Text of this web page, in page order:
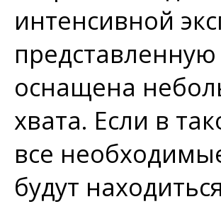
интенсивной
оснащена
хвата. Если в
все
будут